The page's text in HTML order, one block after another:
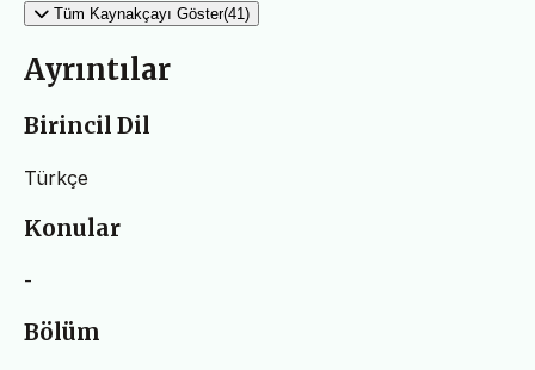
Tüm Kaynakçayı Göster(41)
Ayrıntılar
Birincil Dil
Türkçe
Konular
-
Bölüm